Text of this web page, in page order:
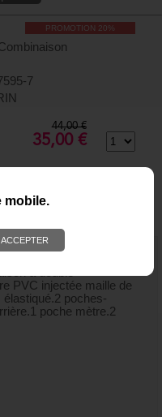
mobile.
PROMOTION 20%
7
44,00 €
35,00 €
à double
PVC injectée maille de
élastiqué.2 poches-
poche mètre.2